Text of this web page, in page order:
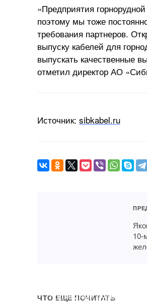
«Предприятия
поэтому мы тоже
требования партнеров.
выпуску кабелей для
выпускать качественные
отметил директор АО
Источник: sibkabel.ru
10-
ЧТО ЕЩЕ ПОЧИТАТЬ
подземный рудник